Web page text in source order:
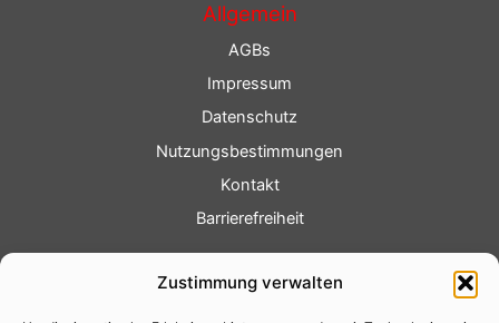
Zustimmung verwalten
Allgemein
AGBs
Impressum
Datenschutz
Nutzungsbestimmungen
Kontakt
Barrierefreiheit
Fotoservice